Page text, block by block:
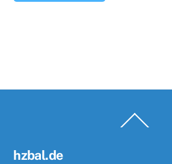
To
hzbal.de